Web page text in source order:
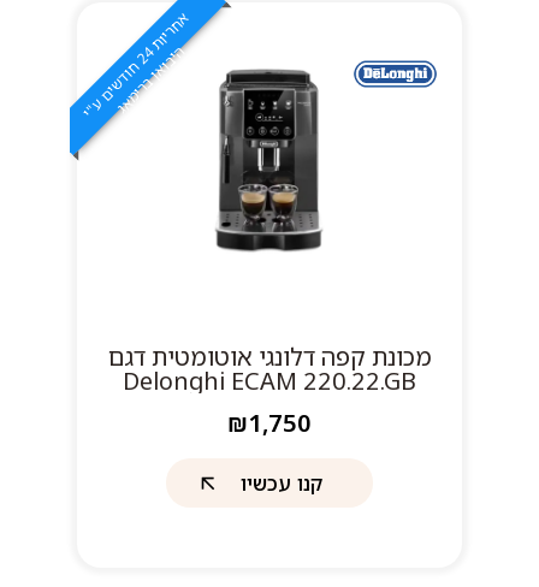
א
ח
ר
י
ו
ת
24ח
ו
ד
ש
י
ם
ע
"
יהי
ב
ו
א
ן
ב
ר
י
מ
אג
מכונת קפה דלונגי אוטומטית דגם
Delonghi ECAM 220.22.GB
₪1,750
קנו עכשיו